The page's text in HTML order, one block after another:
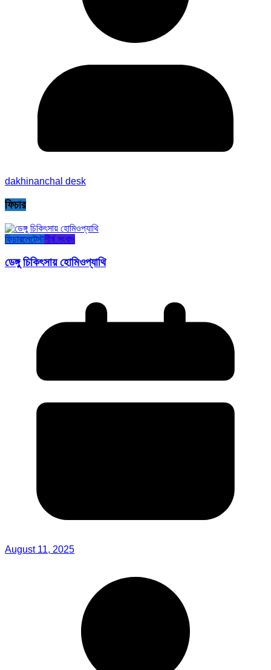
dakhinanchal desk
ফিচার
ফিচারলেটেস্টশীর্ষ সংবাদ
ডেঙ্গু চিকিৎসায় হোমিওপ্যাথি
August 11, 2025